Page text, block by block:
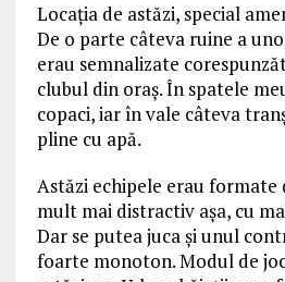
Locaţia de astăzi, special
De o parte câteva ruine a
erau semnalizate
clubul din oraș. În spatele
copaci, iar în vale câteva
pline cu apă.
Astăzi echipele erau formate
mult mai distractiv aşa, cu
Dar se putea juca şi unul
foarte monoton. Modul de